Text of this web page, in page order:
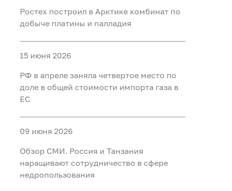
Ростех построил в Арктике комбинат по
добыче платины и палладия
15 июня 2026
РФ в апреле заняла четвертое место по
доле в общей стоимости импорта газа в
ЕС
09 июня 2026
Обзор СМИ. Россия и Танзания
наращивают сотрудничество в сфере
недропользования